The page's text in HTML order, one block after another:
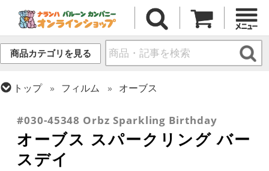
商品カテゴリを見る
トップ フィルム
オーブス
#030-45348 Orbz Sparkling Birthday
オーブス スパークリング バー
スデイ